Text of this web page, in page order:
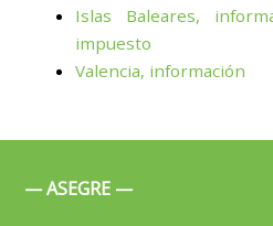
Islas Baleares,
impuesto
Valencia, información
— ASEGRE —